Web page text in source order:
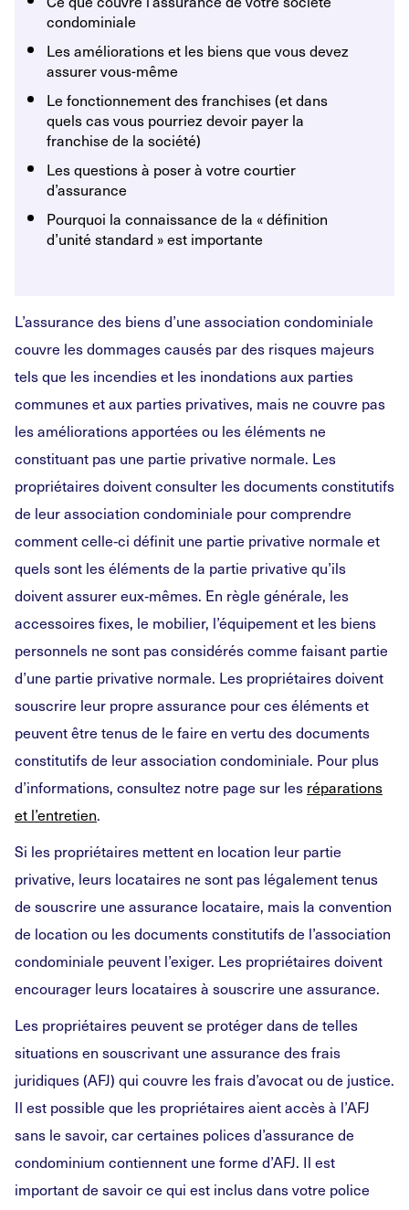
condominiale
Les améliorations et les biens que vous devez
assurer vous-même
Le fonctionnement des franchises (et dans
quels cas vous pourriez devoir payer la
franchise de la société)
Les questions à poser à votre courtier
d’assurance
Pourquoi la connaissance de la « définition
d’unité standard » est importante
L’assurance des biens d’une association condominiale
couvre les dommages causés par des risques majeurs
tels que les incendies et les inondations aux parties
communes et aux parties privatives, mais ne couvre pas
les améliorations apportées ou les éléments ne
constituant pas une partie privative normale. Les
propriétaires doivent consulter les documents constitutifs
de leur association condominiale pour comprendre
comment celle‑ci définit une partie privative normale et
quels sont les éléments de la partie privative qu’ils
doivent assurer eux‑mêmes. En règle générale, les
accessoires fixes, le mobilier, l’équipement et les biens
personnels ne sont pas considérés comme faisant partie
d’une partie privative normale. Les propriétaires doivent
souscrire leur propre assurance pour ces éléments et
peuvent être tenus de le faire en vertu des documents
constitutifs de leur association condominiale. Pour plus
d’informations, consultez notre page sur les réparations
et l’entretien.
Si les propriétaires mettent en location leur partie
privative, leurs locataires ne sont pas légalement tenus
de souscrire une assurance locataire, mais la convention
de location ou les documents constitutifs de l’association
condominiale peuvent l’exiger. Les propriétaires doivent
encourager leurs locataires à souscrire une assurance.
Les propriétaires peuvent se protéger dans de telles
situations en souscrivant une assurance des frais
juridiques (AFJ) qui couvre les frais d’avocat ou de justice.
Il est possible que les propriétaires aient accès à l’AFJ
sans le savoir, car certaines polices d’assurance de
condominium contiennent une forme d’AFJ. Il est
important de savoir ce qui est inclus dans votre police